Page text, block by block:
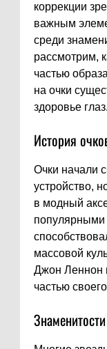
коррекции
важным
среди
рассмотрим,
частью
на очки
здоровье глаз.
История
Очки начали
устройство,
в модный
популярными
массовой
Джон Леннон
частью